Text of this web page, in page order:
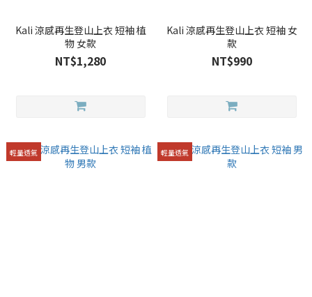
Kali 涼感再生登山上衣 短袖 植
物 女款
NT$1,280
Kali 涼感再生登山上衣 短袖 女
款
NT$990
輕量透氣 輕量透氣